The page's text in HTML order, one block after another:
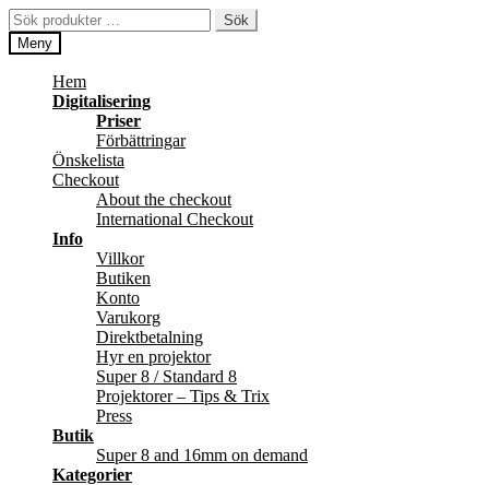
Hoppa
till
navigering
Hoppa
till
innehåll
Sök
efter:
Sök
Meny
Hem
Digitalisering
Priser
Förbättringar
Önskelista
Checkout
About the checkout
International Checkout
Info
Villkor
Butiken
Konto
Varukorg
Direktbetalning
Hyr en projektor
Super 8 / Standard 8
Projektorer – Tips & Trix
Press
Butik
Super 8 and 16mm on demand
Kategorier